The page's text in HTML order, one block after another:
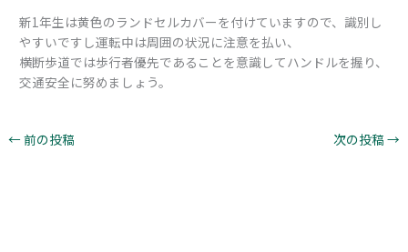
新1年生は黄色のランドセルカバーを付けていますので、識別し
やすいですし運転中は周囲の状況に注意を払い、
横断歩道では歩行者優先であることを意識してハンドルを握り、
交通安全に努めましょう。
←前の投稿 次の投稿 →